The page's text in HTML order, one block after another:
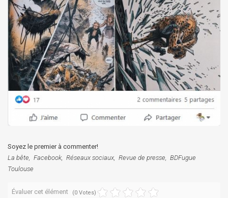
Soyez le premier à commenter!
La bête
Facebook Réseaux sociaux Revue de presse
BDFugue
Toulouse
Évaluer cet élément (0 Votes)